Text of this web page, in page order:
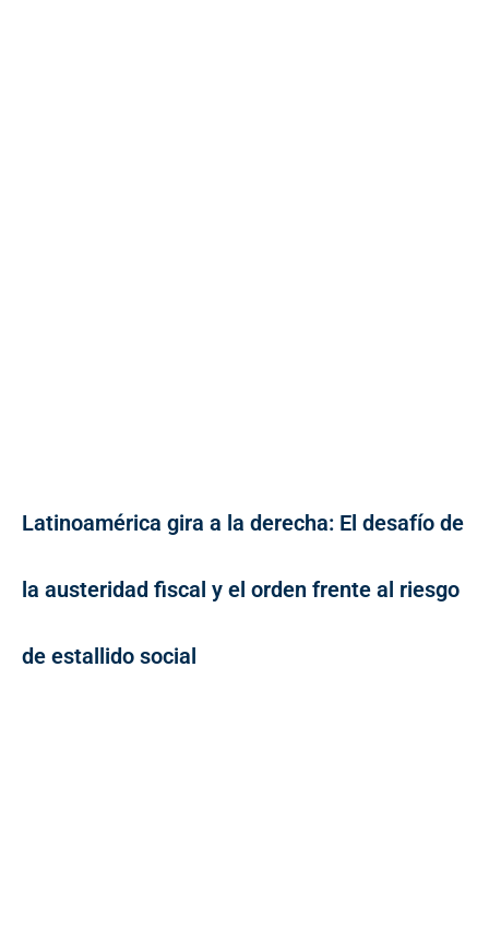
Latinoamérica gira a la derecha: El desafío de
la austeridad fiscal y el orden frente al riesgo
de estallido social